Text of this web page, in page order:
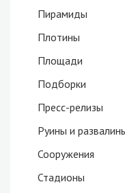
Пирамиды
Плотины
Площади
Подборки
Пресс-релизы
Руины и
Сооружения
Стадионы